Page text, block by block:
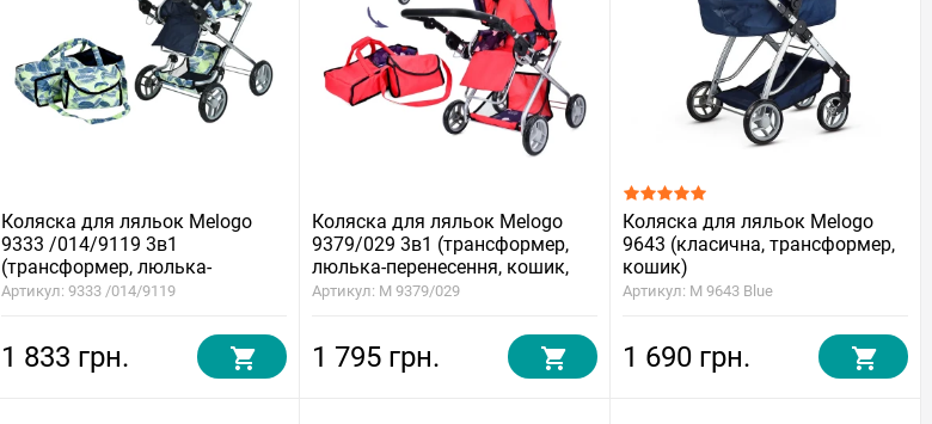
Коляска для ляльок Melogo
9333 /014/9119 3в1
(трансформер, люлька-
переноска, кошик, сумка)
Артикул: 9333 /014/9119
1 833 грн.
Коляска для ляльок Melogo
9379/029 3в1 (трансформер,
люлька-перенесення, кошик,
сумка)
Артикул: M 9379/029
1 795 грн.
Коляска для ляльок Melogo
9643 (класична, трансформер,
кошик)
Артикул: M 9643 Blue
1 690 грн.